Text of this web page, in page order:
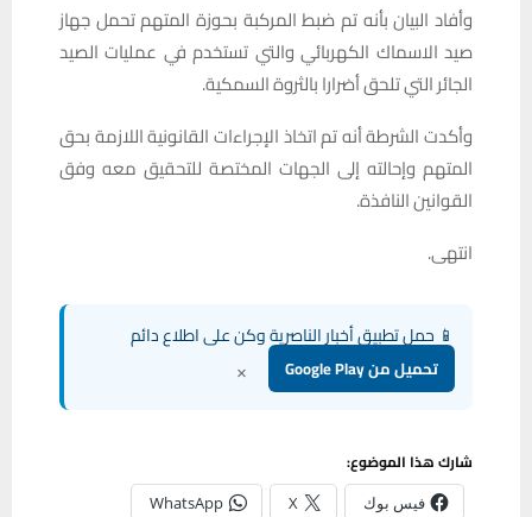
وأفاد البيان بأنه تم ضبط المركبة بحوزة المتهم تحمل جهاز
صيد الاسماك الكهربائي والتي تستخدم في عمليات الصيد
الجائر التي تلحق أضرارا بالثروة السمكية.
وأكدت الشرطة أنه تم اتخاذ الإجراءات القانونية اللازمة بحق
المتهم وإحالته إلى الجهات المختصة للتحقيق معه وفق
القوانين النافذة.
انتهى.
📱 حمل تطبيق أخبار الناصرية وكن على اطلاع دائم
تحميل من Google Play ×
شارك هذا الموضوع:
فيس بوك X
WhatsApp